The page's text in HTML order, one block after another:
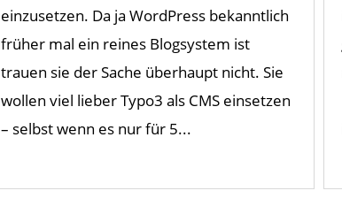
einzusetzen. Da ja WordPress bekanntlich
früher mal ein reines Blogsystem ist
trauen sie der Sache überhaupt nicht. Sie
wollen viel lieber Typo3 als CMS einsetzen
– selbst wenn es nur für 5...